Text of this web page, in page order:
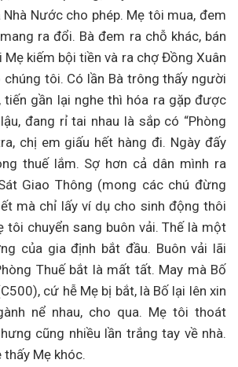
Nước cho phép. Mẹ tôi mua, đem
ra đổi. Bà đem ra chỗ khác, bán
Mẹ kiếm bội tiền và ra chợ Đồng Xuân
chúng tôi. Có lần Bà trông thấy người
gần lại nghe thì hóa ra gặp được
đang rỉ tai nhau là sắp có “Phòng
chị em giấu hết hàng đi. Ngày đấy
thuế lắm. Sợ hơn cả dân mình ra
Giao Thông (mong các chú đừng
mà chỉ lấy ví dụ cho sinh động thôi
tôi chuyển sang buôn vải. Thế là một
của gia định bắt đầu. Buôn vải lãi
Thuế bắt là mất tất. May mà Bố
cứ hễ Mẹ bị bắt, là Bố lại lên xin
nể nhau, cho qua. Mẹ tôi thoát
cũng nhiều lần trắng tay về nhà.
Mẹ khóc.